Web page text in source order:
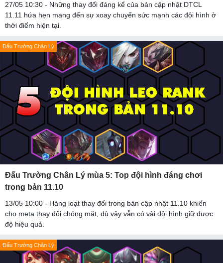
27/05 10:30 - Những thay đổi đáng kể của bản cập nhật DTCL
11.11 hứa hẹn mang đến sự xoay chuyển sức mạnh các đội hình ở
thời điểm hiện tại.
Đấu Trường Chân Lý
Đấu Trường Chân Lý mùa 5: Top đội hình đáng chơi
trong bản 11.10
13/05 10:00 - Hàng loạt thay đổi trong bản cập nhật 11.10 khiến
cho meta thay đổi chóng mặt, dù vậy vẫn có vài đội hình giữ được
độ hiệu quả.
Đấu Trường Chân Lý